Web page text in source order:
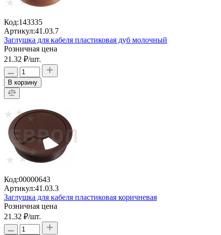
Код:143335
Артикул:41.03.7
Заглушка для кабеля пластиковая дуб молочный
Розничная цена
21.32 ₽/шт.
В корзину
Код:00000643
Артикул:41.03.3
Заглушка для кабеля пластиковая коричневая
Розничная цена
21.32 ₽/шт.